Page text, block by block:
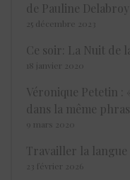
de Pauline
25 décembre 2023
Ce soir: La Nuit de
18 janvier 2020
Véronique Petetin :
dans la même
9 mars 2020
Travailler la
23 février 2026